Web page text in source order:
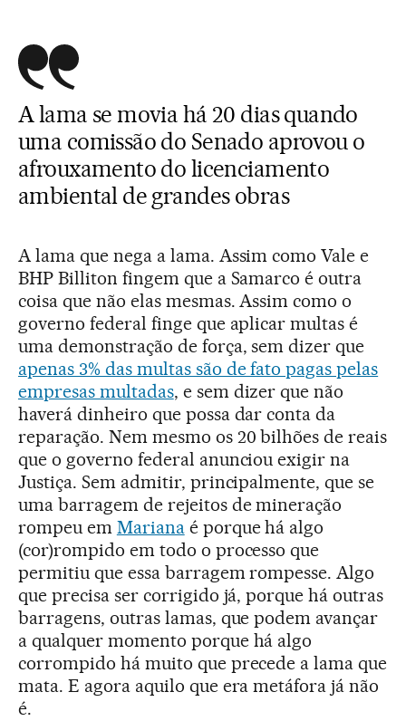
A lama se movia há 20 dias quando
uma comissão do Senado aprovou o
afrouxamento do licenciamento
ambiental de grandes obras
A lama que nega a lama. Assim como Vale e
BHP Billiton fingem que a Samarco é outra
coisa que não elas mesmas. Assim como o
governo federal finge que aplicar multas é
uma demonstração de força, sem dizer que
apenas 3% das multas são de fato pagas pelas
empresas multadas, e sem dizer que não
haverá dinheiro que possa dar conta da
reparação. Nem mesmo os 20 bilhões de reais
que o governo federal anunciou exigir na
Justiça. Sem admitir, principalmente, que se
uma barragem de rejeitos de mineração
rompeu em Marianaé porque há algo
(cor)rompido em todo o processo que
permitiu que essa barragem rompesse. Algo
que precisa ser corrigido já, porque há outras
barragens, outras lamas, que podem avançar
a qualquer momento porque há algo
corrompido há muito que precede a lama que
mata. E agora aquilo que era metáfora já não
é.